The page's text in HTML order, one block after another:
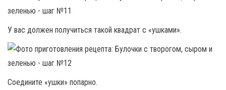
У вас должен получиться такой квадрат с «ушками».
Соедините «ушки» попарно.